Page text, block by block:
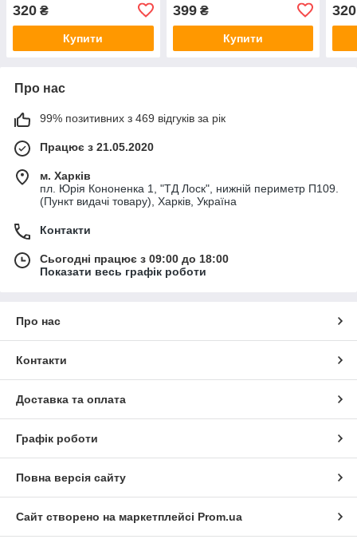
320 ₴
Купити
399₴
Купити
320
Про нас
99% позитивних з 469 відгуків за рік
Працює з 21.05.2020
м. Харків
пл. Юрія Кононенка 1, "ТД Лоск", нижній периметр П109.
(Пункт видачі товару), Харків, Україна
Контакти
Сьогодні працює з 09:00 до 18:00
Показати весь графік роботи
Про нас
Контакти
Доставка та оплата
Графік роботи
Повна версія сайту
Сайт створено на маркетплейсі Prom.ua